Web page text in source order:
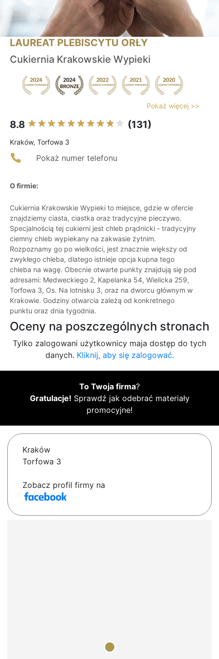
LAUREAT PLEBISCYTU ORŁY
Cukiernia Krakowskie Wypieki
Pokaż więcej >>
8.8 (131)
Kraków, Torfowa 3
Pokaż numer telefonu
O firmie:
Cukiernia Krakowskie Wypieki to miejsce, gdzie w ofercie
znajdziemy ciasta, ciastka oraz tradycyjne pieczywo.
Specjalnością tej cukierni jest chleb prądnicki - tradycyjny
ciemny chleb wypiekany na zakwasie żytnim.
Rozpoznamy go po wielkości, jest znacznie większy od
zwykłego chleba, dlatego istnieje opcja kupna tego
chleba na wagę. Obecnie otwarte punkty znajdują się pod
adresami: Medweckiego 2, Kapelanka 54, Wielicka 259,
Torfowa 3, Os. Na lotnisku 3, oraz na dworcu głównym w
Krakowie. Godziny otwarcia zależą od konkretnego
punktu oraz dnia tygodnia.
Oceny na poszczególnych stronach
Tylko zalogowani użytkownicy maja dostęp do tych
danych. Kliknij, aby się zalogować.
To Twoja firma?
Gratulacje! Sprawdź jak odebrać materiały
promocyjne!
Kraków
Torfowa 3
Zobacz profil firmy na